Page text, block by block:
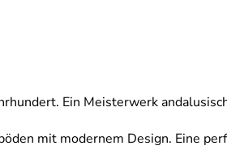
Ein Meisterwerk
mit modernem Design. Eine